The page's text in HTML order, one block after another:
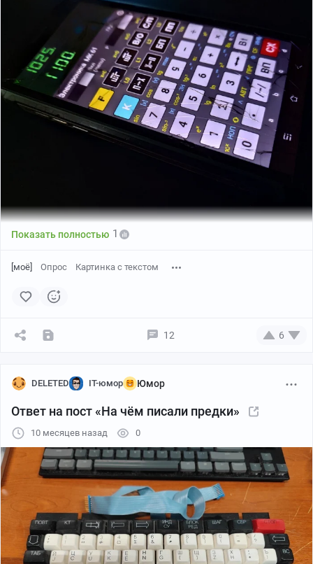
Показать полностью 1
[моё] Опрос Картинка с текстом
12 6
DELETED IT-юмор Юмор
Ответ на пост «На чём писали предки»
10 месяцев назад 0